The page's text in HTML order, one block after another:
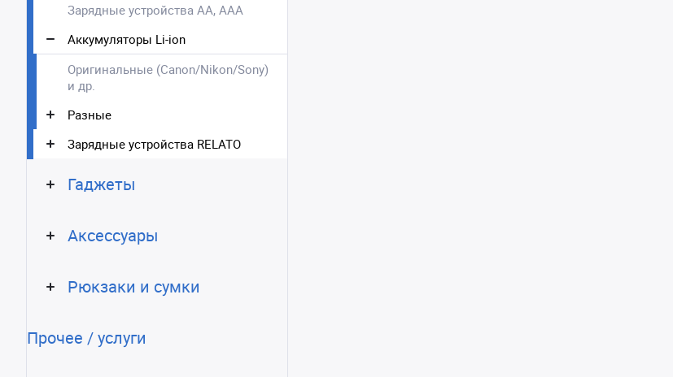
Зарядные устройства АА, AAA
Аккумуляторы Li-ion
Оригинальные (Canon/Nikon/Sony)
и др.
Разные
Зарядные устройства RELATO
Гаджеты
Аксессуары
Рюкзаки и сумки
Прочее / услуги